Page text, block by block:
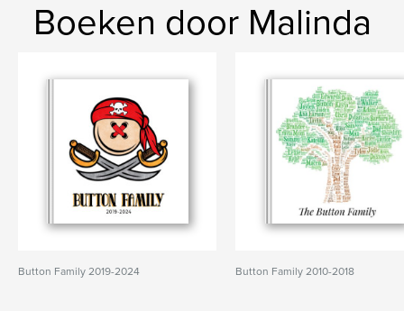
Boeken door Malinda
Button Family 2019-2024 Button Family 2010-2018